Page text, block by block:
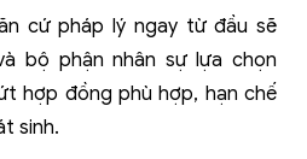
cứ pháp lý ngay từ đầu sẽ
bộ phận nhân sự lựa chọn
hợp đồng phù hợp, hạn chế
sinh.